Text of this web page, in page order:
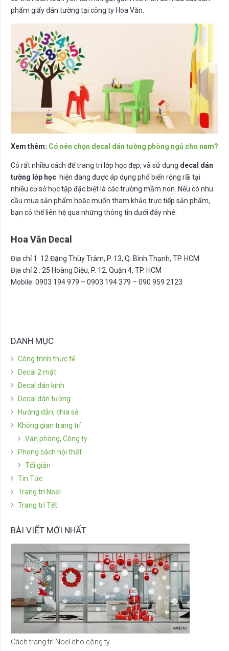
phẩm giấy dán tường tại công ty Hoa Văn.
Xem thêm: Có nên chọn decal dán tường phòng ngủ cho nam?
Có rất nhiều cách để trang trí lớp học đẹp, và sử dụng decal dán
tường lớp học hiện đang được áp dụng phổ biến rộng rãi tại
nhiều cơ sở học tập đặc biệt là các trường mầm non. Nếu có nhu
cầu mua sản phẩm hoặc muốn tham khảo trực tiếp sản phẩm,
bạn có thể liên hệ qua những thông tin dưới đây nhé:
Hoa Văn Decal
Địa chỉ 1: 12 Đặng Thùy Trâm, P. 13, Q. Bình Thạnh, TP. HCM
Địa chỉ 2 : 25 Hoàng Diệu, P. 12, Quận 4, TP. HCM
Mobile: 0903 194 979 – 0903 194 379 – 090 959 2123
DANH MỤC
Công trình thực tế
Decal 2 mặt
Decal dán kính
Decal dán tường
Hướng dẫn, chia sẻ
Không gian trang trí
Văn phòng, Công ty
Phong cách nội thất
Tối giản
Tin Tức
Trang trí Noel
Trang trí Tết
BÀI VIẾT MỚI NHẤT
Cách trang trí Noel cho công ty